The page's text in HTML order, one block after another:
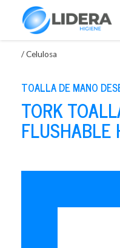
/Celulosa
TOALLA DE MANO
TORK
FLUSHABLE